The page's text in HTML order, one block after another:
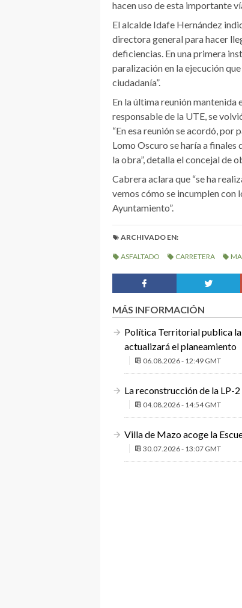
hacen uso de esta importante
El alcalde Idafe Hernández
directora general para hacer
deficiencias. En una primera
paralización en la ejecución
ciudadanía”.
En la última reunión
responsable de la UTE, se
“En esa reunión se acordó, por
Lomo Oscuro se haría a finales
la obra”, detalla el concejal de
Cabrera aclara que “se ha
vemos cómo se incumplen con
Ayuntamiento”.
ARCHIVADO EN:
ASFALTADO CARRETERA
MÁS INFORMACIÓN
Política Territorial publica
actualizará el planeamiento
06.08.2026 - 12:49 GMT
La reconstrucción de la LP-
04.08.2026 - 14:54 GMT
Villa de Mazo acoge la
30.07.2026 - 13:07 GMT